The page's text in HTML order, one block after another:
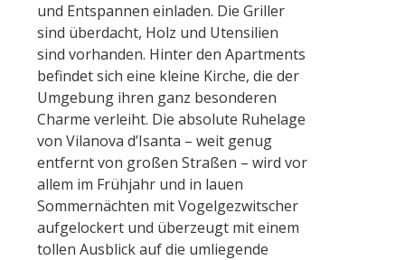
und Entspannen einladen. Die Griller
sind überdacht, Holz und Utensilien
sind vorhanden. Hinter den Apartments
befindet sich eine kleine Kirche, die der
Umgebung ihren ganz besonderen
Charme verleiht. Die absolute Ruhelage
von Vilanova d’Isanta – weit genug
entfernt von großen Straßen – wird vor
allem im Frühjahr und in lauen
Sommernächten mit Vogelgezwitscher
aufgelockert und überzeugt mit einem
tollen Ausblick auf die umliegende